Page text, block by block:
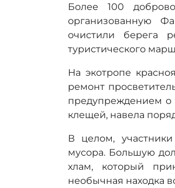
Более 100
организованную
очистили берега
туристического
На экотропе
ремонт
предупреждением о
клещей, навела
В целом,
мусора. Большую
хлам, который
необычная находка